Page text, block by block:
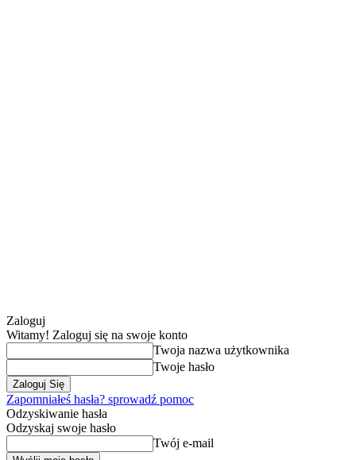
Zaloguj
Witamy! Zaloguj się na swoje konto
Twoja nazwa użytkownika
Twoje hasło
Zapomniałeś hasła? sprowadź pomoc
Odzyskiwanie hasła
Odzyskaj swoje hasło
Twój e-mail